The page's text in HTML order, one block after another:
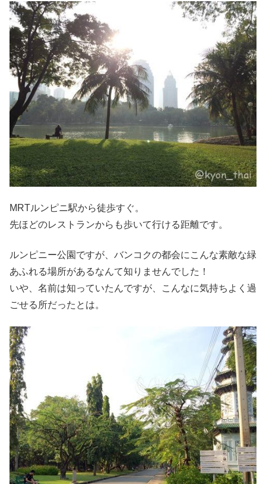
MRTルンピニ駅から徒歩すぐ。
先ほどのレストランからも歩いて行ける距離です。
ルンピニー公園ですが、バンコクの都会にこんな素敵な緑
あふれる場所があるなんて知りませんでした！
いや、名前は知っていたんですが、こんなに気持ちよく過
ごせる所だったとは。